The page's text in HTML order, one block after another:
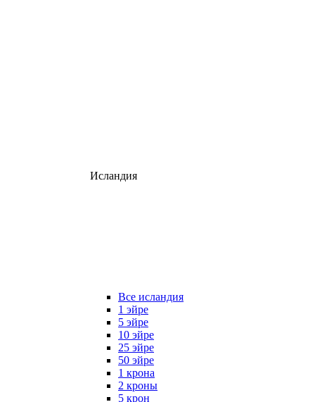
Исландия
Все исландия
1 эйре
5 эйре
10 эйре
25 эйре
50 эйре
1 крона
2 кроны
5 крон